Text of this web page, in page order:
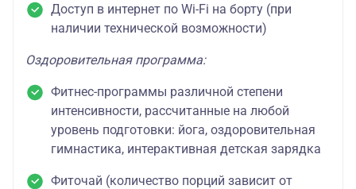
Доступ в интернет по Wi-Fi на борту (при
наличии технической возможности)
Оздоровительная программа:
Фитнес-программы различной степени
интенсивности, рассчитанные на любой
уровень подготовки: йога, оздоровительная
гимнастика, интерактивная детская зарядка
Фиточай (количество порций зависит от